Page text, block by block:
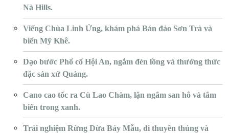
Nà Hills.
Viếng Chùa Linh Ứng, khám phá Bán đảo Sơn Trà và
biển Mỹ Khê.
Dạo bước Phố cổ Hội An, ngắm đèn lồng và thưởng thức
đặc sản xứ Quảng.
Cano cao tốc ra Cù Lao Chàm, lặn ngắm san hô và tắm
biển trong xanh.
Trải nghiệm Rừng Dừa Bảy Mẫu, đi thuyền thúng và